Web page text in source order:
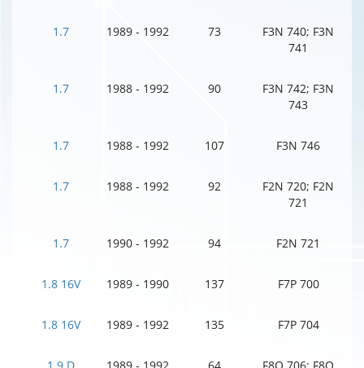
1.7 1989 - 1992 73
F3N 740; F3N
741
1.7 1988 - 1992 90
F3N 742; F3N
743
1.7 1988 - 1992 107 F3N 746
1.7 1988 - 1992 92
F2N 720; F2N
721
1.7 1990 - 1992 94 F2N 721
1.8 16V 1989 - 1990 137 F7P 700
1.8 16V 1989 - 1992 135 F7P 704